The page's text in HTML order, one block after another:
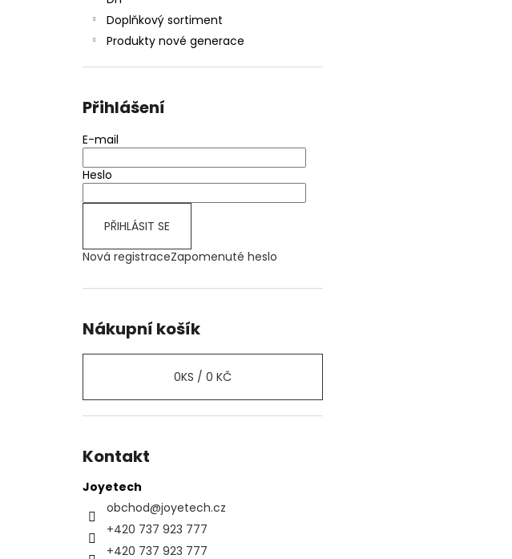
Doplňkový sortiment
Produkty nové generace
Přihlášení
E-mail
Heslo
PŘIHLÁSIT SE
Nová registraceZapomenuté heslo
Nákupní košík
0KS / 0 KČ
Kontakt
Joyetech
obchod@joyetech.cz
+420 737 923 777
+420 737 923 777
JOYETECH BF SS316 ATOMIZER 0,6OHM
57 Kč